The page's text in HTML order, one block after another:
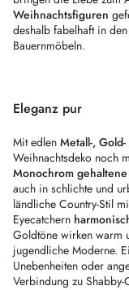
Weihnachtsfiguren
deshalb fabelhaft in
Bauernmöbeln.
Eleganz pur
Mit edlen Metall-,
Weihnachtsdeko noch
Monochrom
auch in schlichte und
ländliche Country-Stil
Eyecatchern
Goldtöne wirken warm
jugendliche Moderne.
Unebenheiten oder
Verbindung zu